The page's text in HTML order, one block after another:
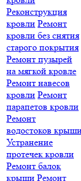
Реконструкция
кровли Ремонт
кровли без снятия
старого покрытия
Ремонт пузырей
на мягкой кровле
Ремонт навесов
кровли Ремонт
парапетов кровли
Ремонт
водостоков
Устранение
протечек кровли
Ремонт балок
крыши Ремонт